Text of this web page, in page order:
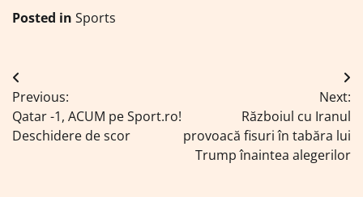
Posted in Sports
Navigare
în
articole
Previous:
Qatar -1, ACUM pe Sport.ro!
Deschidere de scor
Next:
Războiul cu Iranul
provoacă fisuri în tabăra lui
Trump înaintea alegerilor